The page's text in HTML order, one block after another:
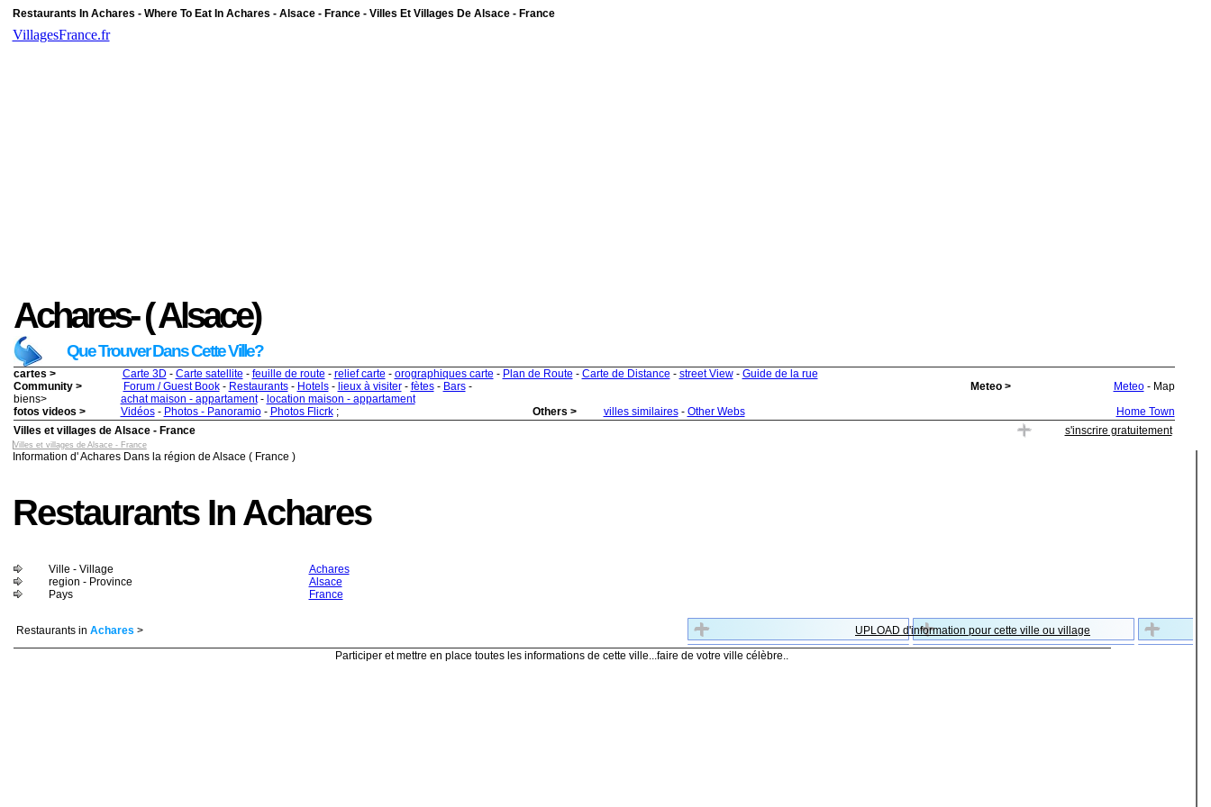
Restaurants In Achares - Where To Eat In Achares - Alsace - France - Villes Et Villages De Alsace - France
VillagesFrance.fr
Achares- ( Alsace)
Que Trouver Dans Cette Ville?
cartes > Carte 3D - Carte satellite - feuille de route - relief carte - orographiques carte - Plan de Route - Carte de Distance - street View- Guide de la rue
Community >
Forum / Guest Book- Restaurants- Hotels- lieux à visiter- fètes- Bars- Meteo > Meteo- Map
biens>
achat maison - appartament- location maison - appartament
fotos videos >
Vidéos- Photos - Panoramio- Photos Flicrk; Others > villes similaires- Other Webs
Home Town
Villes et villages de Alsace - France
s'inscrire gratuitement
Villes et villages de Alsace - France
Information d' Achares Dans la région de Alsace ( France )
Restaurants In Achares
Ville - Village
Achares
region - Province
Alsace
Pays
France
Restaurants in Achares >
UPLOAD d'information pour cette ville ou village
Participer et mettre en place toutes les informations de cette ville...faire de votre ville célèbre..